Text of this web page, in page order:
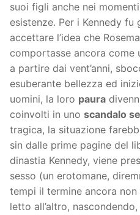
suoi figli anche nei
esistenze. Per i Kennedy
accettare l’idea che
comportasse ancora come
a partire dai vent’anni,
esuberante bellezza ed
uomini, la loro paura
coinvolti in uno scandalo
tragica, la situazione
sin dalle prime pagine del
dinastia Kennedy, viene
sesso (un erotomane,
tempi il termine ancora
letto all’altro,